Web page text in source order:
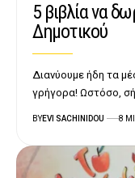
5 βιβλία να
Δημοτικού
Διανύουμε ήδη τα
γρήγορα! Ωστόσο,
BYEVI SACHINIDOU 8